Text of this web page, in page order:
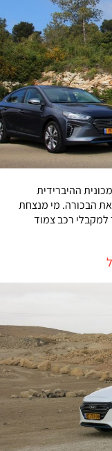
ההיברידית
הבכורה. מי מנצחת
רכב צמוד